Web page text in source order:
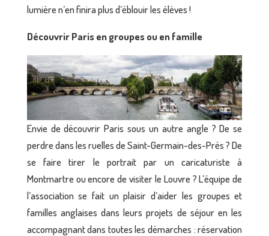
lumière n’en finira plus d’éblouir les élèves !
Découvrir Paris en groupes ou en famille
Envie de découvrir Paris sous un autre angle ? De se
perdre dans les ruelles de Saint-Germain-des-Prés ? De
se faire tirer le portrait par un caricaturiste à
Montmartre ou encore de visiter le Louvre ? L’équipe de
l’association se fait un plaisir d’aider les groupes et
familles anglaises dans leurs projets de séjour en les
accompagnant dans toutes les démarches : réservation